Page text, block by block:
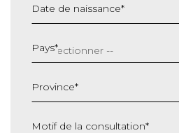
Date de naissance*
slash
MM
AAAA
Pays*
Province*
Motif de la consultation*